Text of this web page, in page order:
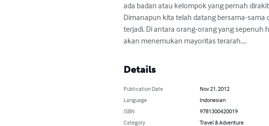
ada badan atau kelompok yang pernah
Dimanapun kita telah datang bersama-sama
terjadi. Di antara orang-orang yang
akan menemukan mayoritas terarah....
Details
Publication Date
Nov 21, 2012
Language
Indonesian
ISBN
9781300420019
Category
Travel & Adventure